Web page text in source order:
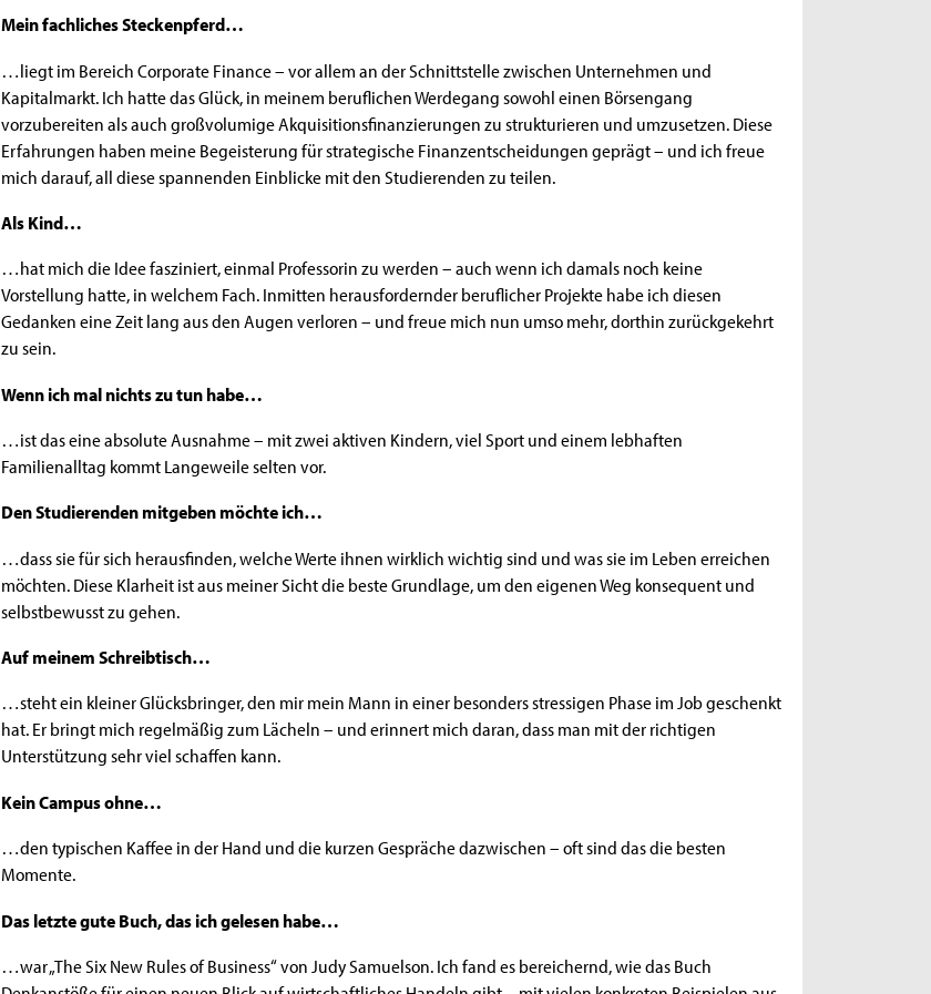
Mein fachliches Steckenpferd…
…liegt im Bereich Corporate Finance – vor allem an der Schnittstelle zwischen Unternehmen und
Kapitalmarkt. Ich hatte das Glück, in meinem beruflichen Werdegang sowohl einen Börsengang
vorzubereiten als auch großvolumige Akquisitionsfinanzierungen zu strukturieren und umzusetzen. Diese
Erfahrungen haben meine Begeisterung für strategische Finanzentscheidungen geprägt – und ich freue
mich darauf, all diese spannenden Einblicke mit den Studierenden zu teilen.
Als Kind…
…hat mich die Idee fasziniert, einmal Professorin zu werden – auch wenn ich damals noch keine
Vorstellung hatte, in welchem Fach. Inmitten herausfordernder beruflicher Projekte habe ich diesen
Gedanken eine Zeit lang aus den Augen verloren – und freue mich nun umso mehr, dorthin zurückgekehrt
zu sein.
Wenn ich mal nichts zu tun habe…
…ist das eine absolute Ausnahme – mit zwei aktiven Kindern, viel Sport und einem lebhaften
Familienalltag kommt Langeweile selten vor.
Den Studierenden mitgeben möchte ich…
…dass sie für sich herausfinden, welche Werte ihnen wirklich wichtig sind und was sie im Leben erreichen
möchten. Diese Klarheit ist aus meiner Sicht die beste Grundlage, um den eigenen Weg konsequent und
selbstbewusst zu gehen.
Auf meinem Schreibtisch…
…steht ein kleiner Glücksbringer, den mir mein Mann in einer besonders stressigen Phase im Job geschenkt
hat. Er bringt mich regelmäßig zum Lächeln – und erinnert mich daran, dass man mit der richtigen
Unterstützung sehr viel schaffen kann.
Kein Campus ohne…
…den typischen Kaffee in der Hand und die kurzen Gespräche dazwischen – oft sind das die besten
Momente.
Das letzte gute Buch, das ich gelesen habe…
…war „The Six New Rules of Business“ von Judy Samuelson. Ich fand es bereichernd, wie das Buch